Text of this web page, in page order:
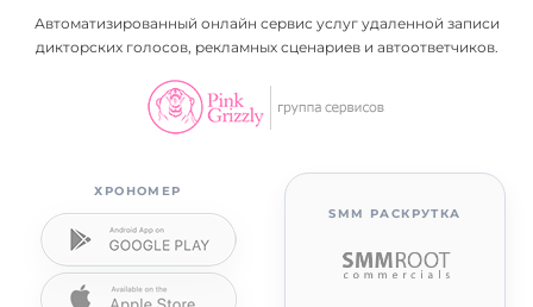
Автоматизированный онлайн сервис услуг удаленной записи
дикторских голосов, рекламных сценариев и автоответчиков.
ХРОНОМЕР
SMM РАСКРУТКА